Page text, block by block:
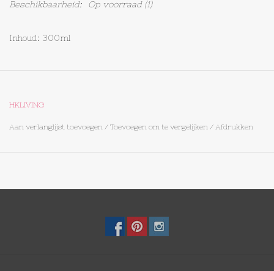
Beschikbaarheid:
Op voorraad(1)
Inhoud: 300ml
HKLIVING
Aan verlanglijst toevoegen / Toevoegen om te vergelijken / Afdrukken